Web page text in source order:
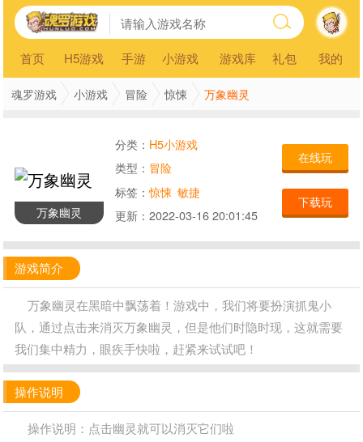
首页 H5游戏 手游 小游戏 游戏库 礼包 我的
魂罗游戏 小游戏 冒险 惊悚 万象幽灵
万象幽灵
分类： H5小游戏
类型： 冒险
标签：惊悚 敏捷
更新： 2022-03-16 20:01:45
在线玩
下载玩
游戏简介
万象幽灵在黑暗中飘荡着！游戏中，我们将要扮演抓鬼小
队，通过点击来消灭万象幽灵，但是他们时隐时现，这就需要
我们集中精力，眼疾手快啦，赶紧来试试吧！
操作说明
操作说明：点击幽灵就可以消灭它们啦